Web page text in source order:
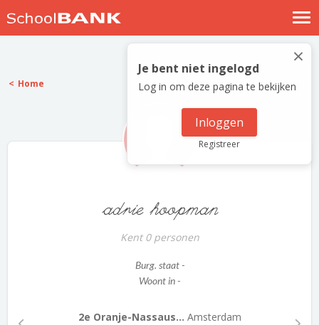
Nostalgische verhalen
Log in
Meld je gratis aan
×
Je bent niet ingelogd
Log in om deze pagina te bekijken
Inloggen
Registreer
Home
adrie hoopman
Kent 0 personen
Burg. staat -
Woont in -
2e Oranje-Nassaus... Amsterdam